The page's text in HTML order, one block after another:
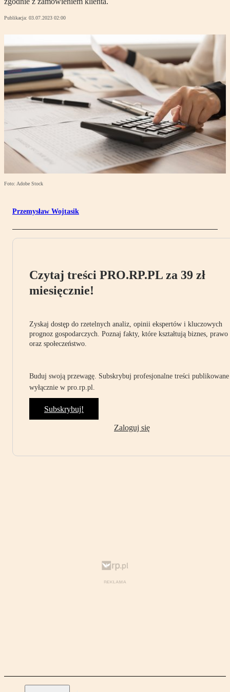
Publikacja: 03.07.2023 02:00
Foto: Adobe Stock
Przemysław Wojtasik
Czytaj treści PRO.RP.PL za 39 zł
miesięcznie!
Zyskaj dostęp do rzetelnych analiz, opinii ekspertów i kluczowych
prognoz gospodarczych. Poznaj fakty, które kształtują biznes, prawo
oraz społeczeństwo.
Buduj swoją przewagę. Subskrybuj profesjonalne treści publikowane
wyłącznie w pro.rp.pl.
Subskrybuj!
Zaloguj się